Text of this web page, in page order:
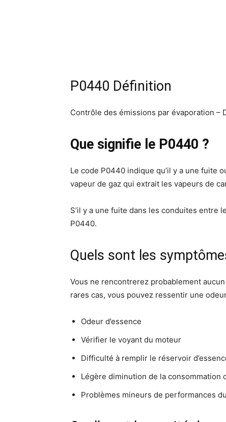
P0440 Définition
Contrôle des émissions par évaporation –
Que signifie le P0440 ?
Le code P0440 indique qu’il y a une fuite
vapeur de gaz qui extrait les vapeurs de
S’il y a une fuite dans les conduites entre
P0440.
Quels sont les
Vous ne rencontrerez probablement
rares cas, vous pouvez ressentir une
Odeur d’essence
Vérifier le voyant du moteur
Difficulté à remplir le réservoir
Légère diminution de la consommation
Problèmes mineurs de performances